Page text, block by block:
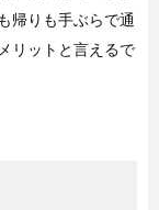
帰りも手ぶらで通
リットと言えるで